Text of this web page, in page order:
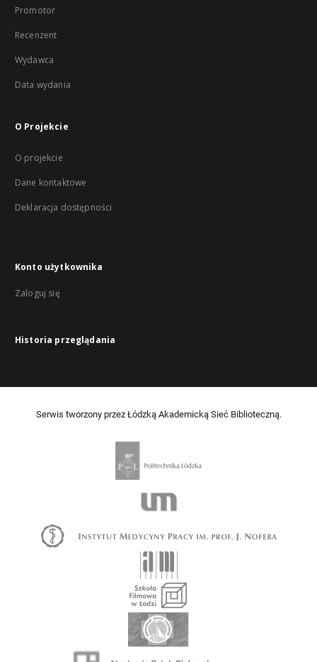
Promotor
Recenzent
Wydawca
Data wydania
O Projekcie
O projekcie
Dane kontaktowe
Deklaracja dostępności
Konto użytkownika
Zaloguj się
Historia przeglądania
Serwis tworzony przez Łódzką Akademicką Sieć Biblioteczną.